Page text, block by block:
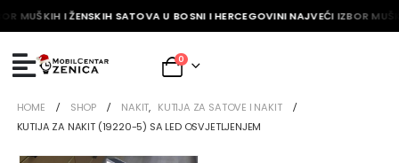
MUŠKIH I ŽENSKIH SATOVA U BOSNI I HERCEGOVINI NAJVEĆI IZBOR
0
HOME SHOP NAKIT, KUTIJA ZA SATOVE I NAKIT
KUTIJA ZA NAKIT (19220-5) SA LED OSVJETLJENJEM